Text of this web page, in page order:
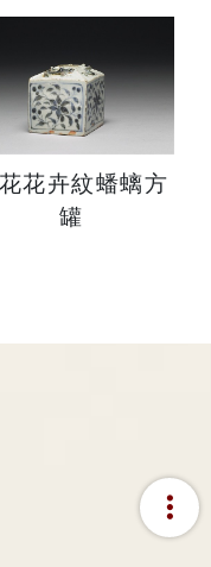
花卉紋蟠螭方
罐
more_vert